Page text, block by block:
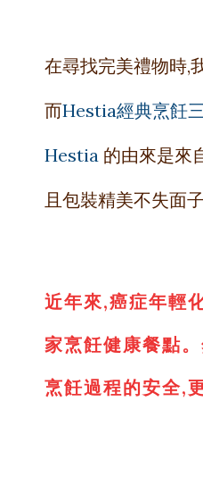
在尋找完美禮物時,
而Hestia經典烹飪
Hestia 的由來是來
且包裝精美不失面
近年來,癌症年輕
家烹飪健康餐點。
烹飪過程的安全,